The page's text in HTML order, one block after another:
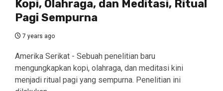
Kopi, Olahraga, dan Meditasi, Ritual
Pagi Sempurna
7 years ago
Amerika Serikat - Sebuah penelitian baru
mengungkapkan kopi, olahraga, dan meditasi kini
menjadi ritual pagi yang sempurna. Penelitian ini